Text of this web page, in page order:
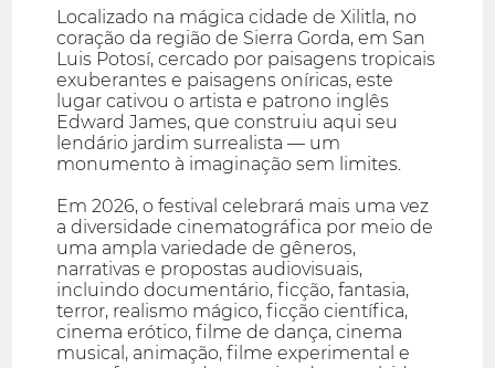
Localizado na mágica cidade de Xilitla, no
coração da região de Sierra Gorda, em San
Luis Potosí, cercado por paisagens tropicais
exuberantes e paisagens oníricas, este
lugar cativou o artista e patrono inglês
Edward James, que construiu aqui seu
lendário jardim surrealista — um
monumento à imaginação sem limites.
Em 2026, o festival celebrará mais uma vez
a diversidade cinematográfica por meio de
uma ampla variedade de gêneros,
narrativas e propostas audiovisuais,
incluindo documentário, ficção, fantasia,
terror, realismo mágico, ficção científica,
cinema erótico, filme de dança, cinema
musical, animação, filme experimental e